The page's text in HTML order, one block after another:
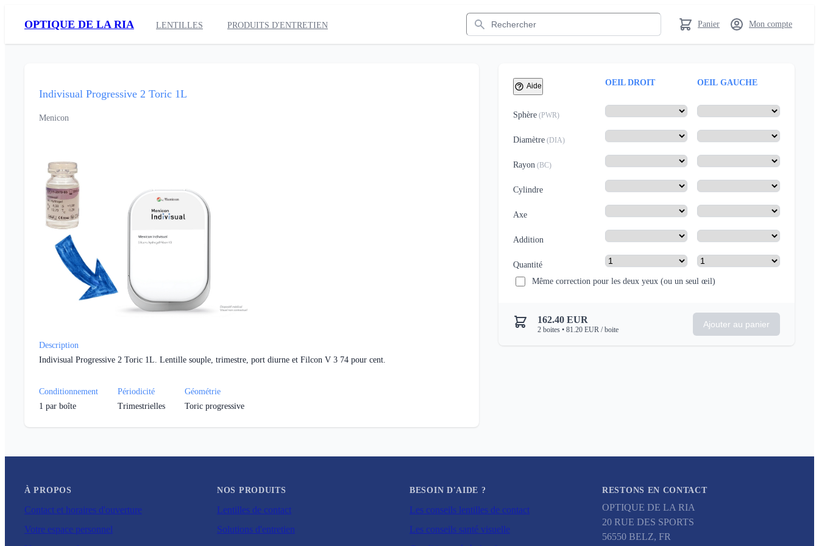
OPTIQUE DE LA RIA LENTILLES PRODUITS D'ENTRETIEN
Rechercher
Panier Mon compte
Indivisual Progressive 2 Toric 1L
Menicon
Description
Indivisual Progressive 2 Toric 1L. Lentille souple, trimestre, port diurne et Filcon V 3 74 pour cent.
Conditionnement
1 par boîte
Périodicité
Trimestrielles
Géométrie
Toric progressive
Aide OEIL DROIT OEIL GAUCHE
Sphère(PWR)
Diamètre(DIA)
Rayon(BC)
Cylindre
Axe
Addition
Quantité
Même correction pour les deux yeux (ou un seul œil)
162.40 EUR
2boites• 81.20 EUR / boite
Ajouter au panier
À PROPOS
Contact et horaires d'ouverture
Votre espace personnel
NOS PRODUITS
Lentilles de contact
Solutions d'entretien
BESOIN D'AIDE ?
Les conseils lentilles de contact
Les conseils santé visuelle
RESTONS EN CONTACT
OPTIQUE DE LA RIA
20 RUE DES SPORTS
56550 BELZ, FR